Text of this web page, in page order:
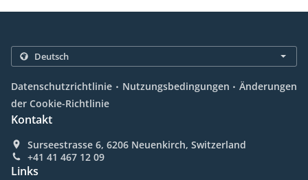
Datenschutzrichtlinie . Nutzungsbedingungen . Änderungen
der Cookie-Richtlinie
Kontakt
Surseestrasse 6, 6206 Neuenkirch, Switzerland
+41 41 467 12 09
Links